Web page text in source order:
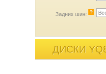
Задних шин: ?
ДИСКИ